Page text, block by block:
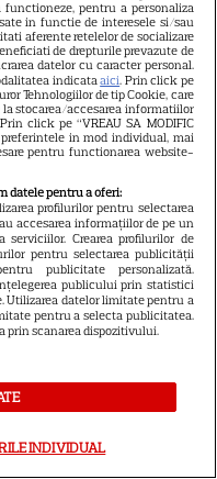
pe fani
îmbracă de la
a lansat pe Disney+.
și Anne
revin la revista
gest
pentru Anne
și Emily Blunt la
îmbracă de la
pentru a personaliza
in functie de interesele si/sau
aferente retelelor de socializare
de drepturile prevazute de
datelor cu caracter personal.
indicataaici. Prin click pe
Tehnologiilor de tip Cookie, care
stocarea/accesarea informatiilor
click pe “VREAU SA MODIFIC
preferintele in mod individual, mai
pentru functionarea website-
datele pentru a oferi:
profilurilor pentru selectarea
accesarea informațiilor de pe un
serviciilor. Crearea profilurilor de
pentru selectarea publicității
publicitate personalizată.
publicului prin statistici
Utilizarea datelor limitate pentru a
pentru a selecta publicitatea.
prin scanarea dispozitivului.
INDIVIDUAL